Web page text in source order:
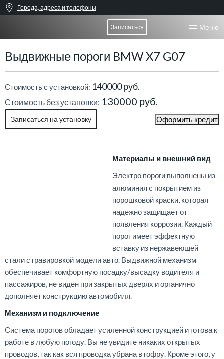
Города, адреса и телефоны
Записаться Меню
Выдвижные пороги BMW X7 G07
Стоимость с установкой: 140000 руб.
Стоимость без установки: 130000 руб.
Записаться на установку Оформить кредит
Материалы и внешний вид
Электро пороги выполнены из
алюминия с покрытием из
порошковой краски, которая
надежно защищает от
появления коррозии. Каждый
порог имеет эффектную
вставку из нержавеющей
стали с гравировкой модели авто. Выдвижной механизм
обеспечивает комфортную посадку/высадку водителя и
пассажиров, не виден при закрытых дверях и органично
дополняет конструкцию автомобиля.
Механизм и подключение
Система пороговобладаетусиленной конструкцией и готова к
работе в любую погоду. Вы неувидите никаких открытых
проводов,так как вся проводкаубрана в гофру. Кромеэтого,у